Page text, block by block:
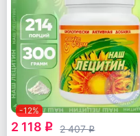
-12%
2 118 q 2 407q